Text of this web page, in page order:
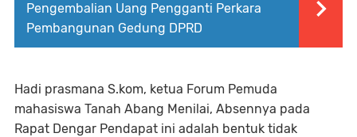
Pengembalian Uang Pengganti Perkara
Pembangunan Gedung DPRD
Hadi prasmana S.kom, ketua Forum Pemuda
mahasiswa Tanah Abang Menilai, ‎Absennya pada
Rapat Dengar Pendapat ini adalah bentuk tidak